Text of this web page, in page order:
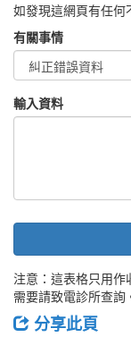
如發現這網頁有任何
有關事情
輸入資料
注意：這表格只用
需要請致電診所查詢
分享此頁